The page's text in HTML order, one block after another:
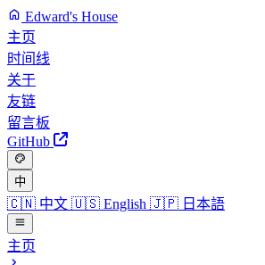
Edward's House
主页
时间线
关于
友链
留言板
GitHub
中
🇨🇳 中文 🇺🇸 English 🇯🇵 日本語
主页